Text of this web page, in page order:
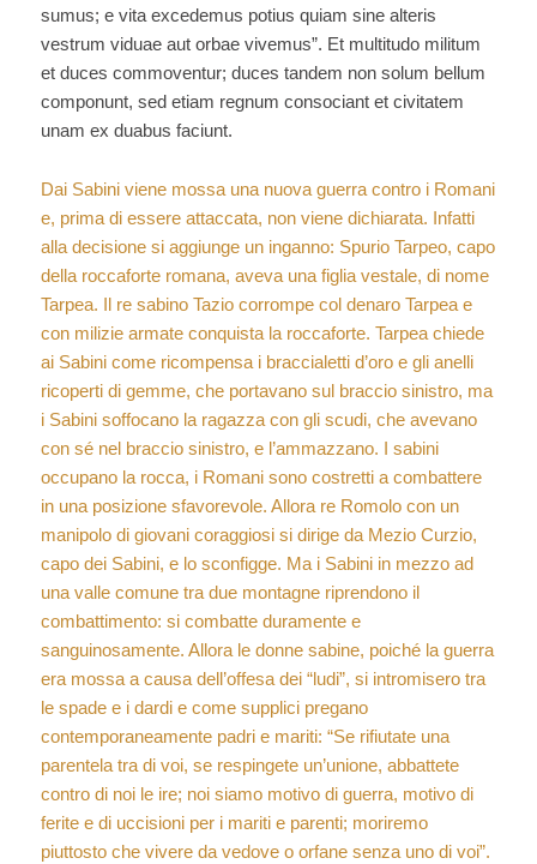
sumus; e vita excedemus potius quiam sine alteris
vestrum viduae aut orbae vivemus”. Et multitudo militum
et duces commoventur; duces tandem non solum bellum
componunt, sed etiam regnum consociant et civitatem
unam ex duabus faciunt.
Dai Sabini viene mossa una nuova guerra contro i Romani
e, prima di essere attaccata, non viene dichiarata. Infatti
alla decisione si aggiunge un inganno: Spurio Tarpeo, capo
della roccaforte romana, aveva una figlia vestale, di nome
Tarpea. Il re sabino Tazio corrompe col denaro Tarpea e
con milizie armate conquista la roccaforte. Tarpea chiede
ai Sabini come ricompensa i braccialetti d’oro e gli anelli
ricoperti di gemme, che portavano sul braccio sinistro, ma
i Sabini soffocano la ragazza con gli scudi, che avevano
con sé nel braccio sinistro, e l’ammazzano. I sabini
occupano la rocca, i Romani sono costretti a combattere
in una posizione sfavorevole. Allora re Romolo con un
manipolo di giovani coraggiosi si dirige da Mezio Curzio,
capo dei Sabini, e lo sconfigge. Ma i Sabini in mezzo ad
una valle comune tra due montagne riprendono il
combattimento: si combatte duramente e
sanguinosamente. Allora le donne sabine, poiché la guerra
era mossa a causa dell’offesa dei “ludi”, si intromisero tra
le spade e i dardi e come supplici pregano
contemporaneamente padri e mariti: “Se rifiutate una
parentela tra di voi, se respingete un’unione, abbattete
contro di noi le ire; noi siamo motivo di guerra, motivo di
ferite e di uccisioni per i mariti e parenti; moriremo
piuttosto che vivere da vedove o orfane senza uno di voi”.